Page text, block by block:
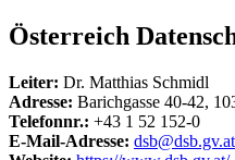
Österreich
Leiter: Dr. Matthias Schmidl
Adresse: Barichgasse 40-42,
Telefonnr.: +43 1 52 152-0
E-Mail-Adresse: dsb@dsb.gv.at